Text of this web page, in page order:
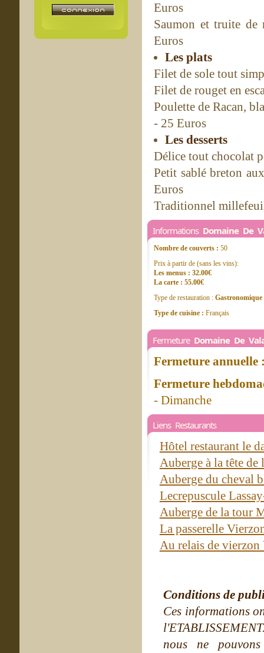
Euros
Saumon et truite de
Euros
Les plats
Filet de sole tout
Filet de rouget en
Poulette de Racan,
- 25 Euros
Les desserts
Délice tout chocolat
Petit sablé breton
Euros
Traditionnel
Informations Domaine De
Nombre de couverts : 50
Prix à partir de (sans les vins):
Les menus : 32.00€
La carte : 55.00€
Type de restauration : Gastronomique
Type de cuisine : Français
Fermeture Domaine De
Fermeture annuelle
Fermeture
- Dimanche
Liens Restaurants
Hôtel restaurant le
Auberge à la tête
Auberge du cheval
Lecrepuscule
Auberge de la tour
La passerelle
Au relais de
Conditions de
Ces informations
nous ne